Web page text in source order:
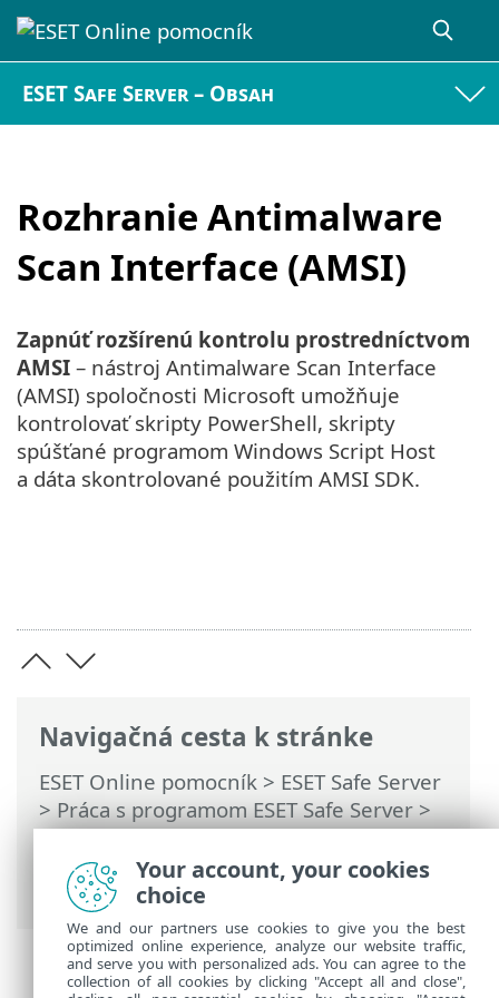
ESET Safe Server – Obsah
Rozhranie Antimalware
Scan Interface (AMSI)
Navigačná cesta k stránke
ESET Online pomocník > ESET Safe Server
> Práca s programom ESET Safe Server>
Rozšírené nastavenia>Kontroly>
Rozhranie Antimalware Scan Interface
(AMSI)
Zapnúť rozšírenú kontrolu prostredníctvom
AMSI – nástroj Antimalware Scan Interface
(AMSI) spoločnosti Microsoft umožňuje
kontrolovať skripty PowerShell, skripty
spúšťané programom Windows Script Host
a dáta skontrolované použitím AMSI SDK.
Your account, your cookies
choice
We and our partners use cookies to give you the best
optimized online experience, analyze our website traffic,
and serve you with personalized ads. You can agree to the
collection of all cookies by clicking "Accept all and close",